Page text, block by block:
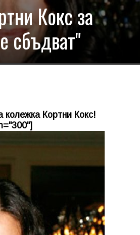
Кокс за
сбъдват"
Кортни Кокс!